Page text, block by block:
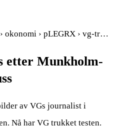
okonomi › pLEGRX › vg-tr…
etter Munkholm-
av VGs journalist i
Nå har VG trukket testen.